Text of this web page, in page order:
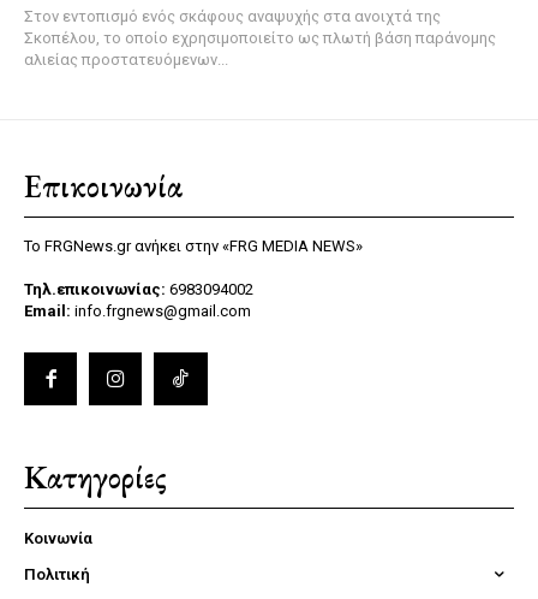
Στον εντοπισμό ενός σκάφους αναψυχής στα ανοιχτά της
Σκοπέλου, το οποίο εχρησιμοποιείτο ως πλωτή βάση παράνομης
αλιείας προστατευόμενων...
Επικοινωνία
Το FRGNews.gr ανήκει στην «FRG MEDIA NEWS»
Τηλ.επικοινωνίας: 6983094002
Email: info.frgnews@gmail.com
Κατηγορίες
Κοινωνία
Πολιτική